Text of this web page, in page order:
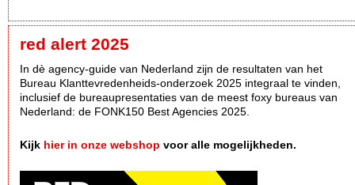
red alert 2025
In dè agency-guide van Nederland zijn de resultaten van het
Bureau Klanttevredenheids-onderzoek 2025 integraal te vinden,
inclusief de bureaupresentaties van de meest foxy bureaus van
Nederland: de FONK150 Best Agencies 2025.
Kijk hier in onze webshop voor alle mogelijkheden.